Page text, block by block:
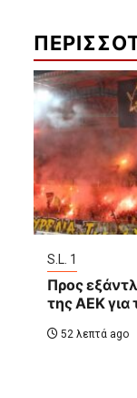
S.L. 1
Προς
της ΑΕΚ για
52 λεπτά ago